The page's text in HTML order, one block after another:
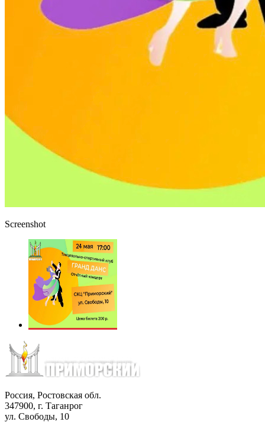
Screenshot
Россия, Ростовская обл.
347900, г. Таганрог
ул. Свободы, 10